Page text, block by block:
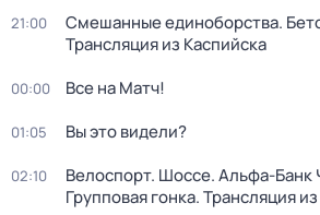
21:00
Смешанные единоборства.
Трансляция из Каспийска
00:00 Все на Матч!
01:05 Вы это видели?
02:10
Велоспорт. Шоссе. Альфа-Банк
Групповая гонка. Трансляция